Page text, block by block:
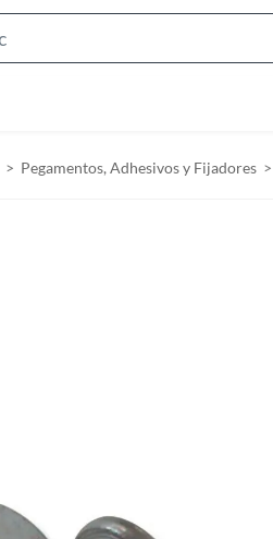
h
Pegamentos, Adhesivos y Fijadores